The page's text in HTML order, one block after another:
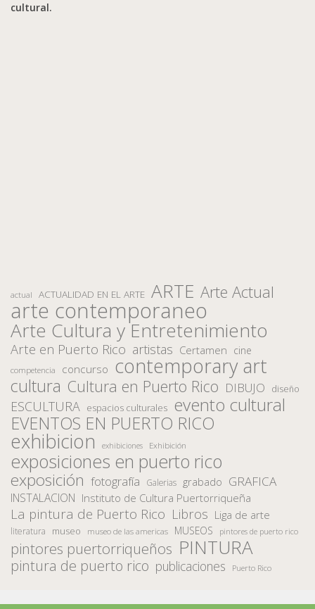
cultural.
actual ACTUALIDAD EN EL ARTE ARTE Arte Actual
arte contemporaneo
Arte Cultura y Entretenimiento
Arte en Puerto Rico artistas Certamen cine
competencia concurso contemporary art
cultura Cultura en Puerto Rico DIBUJO diseño
ESCULTURA espacios culturales evento cultural
EVENTOS EN PUERTO RICO
exhibicion exhibiciones Exhibición
exposiciones en puerto rico
exposición fotografía Galerias grabado GRAFICA
INSTALACION Instituto de Cultura Puertorriqueña
La pintura de Puerto Rico Libros Liga de arte
literatura museo museo de las americas MUSEOS pintores de puerto rico
pintores puertorriqueños PINTURA
pintura de puerto rico publicaciones Puerto Rico